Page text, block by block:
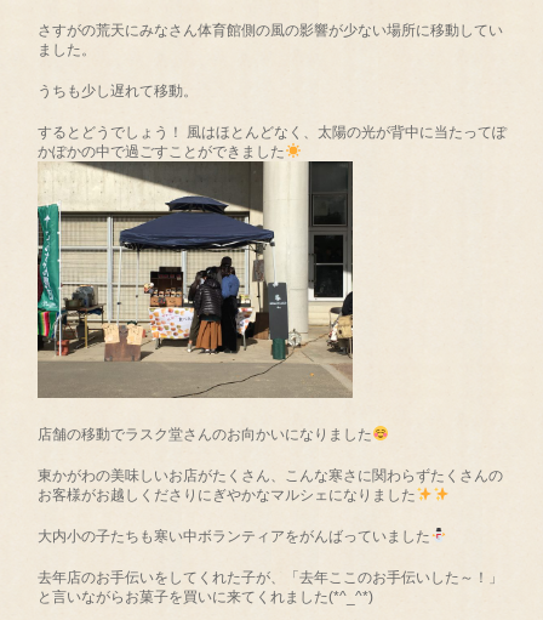
さすがの荒天にみなさん体育館側の風の影響が少ない場所に移動してい
ました。
うちも少し遅れて移動。
するとどうでしょう！ 風はほとんどなく、太陽の光が背中に当たってぽ
かぽかの中で過ごすことができました
店舗の移動でラスク堂さんのお向かいになりました
東かがわの美味しいお店がたくさん、こんな寒さに関わらずたくさんの
お客様がお越しくださりにぎやかなマルシェになりました
大内小の子たちも寒い中ボランティアをがんばっていました
去年店のお手伝いをしてくれた子が、「去年ここのお手伝いした～！」
と言いながらお菓子を買いに来てくれました(*^_^*)